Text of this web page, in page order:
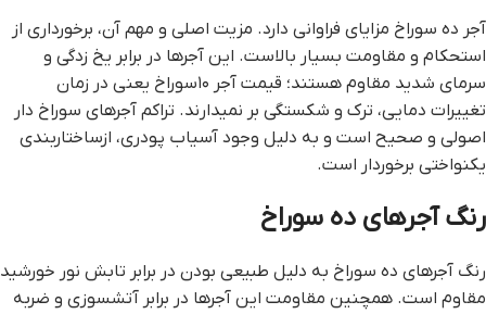
آجر ده سوراخ مزایای فراوانی دارد. مزیت اصلی و مهم آن، برخورداری از
استحکام و مقاومت بسیار بالاست. این آجرها در برابر یخ‌ زدگی و
سرمای شدید مقاوم هستند؛ قیمت آجر ۱۰سوراخ یعنی در زمان
تغییرات دمایی، ترک و شکستگی بر نمیدارند. تراکم آجرهای سوراخ‌ دار
اصولی و صحیح است و به دلیل وجود آسیاب پودری، ازساختاربندی
یکنواختی برخوردار است.
رنگ آجرهای ده سوراخ
رنگ آجرهای ده سوراخ به دلیل طبیعی بودن در برابر تابش نور خورشید
مقاوم است. همچنین مقاومت این آجرها در برابر آتشسوزی و ضربه